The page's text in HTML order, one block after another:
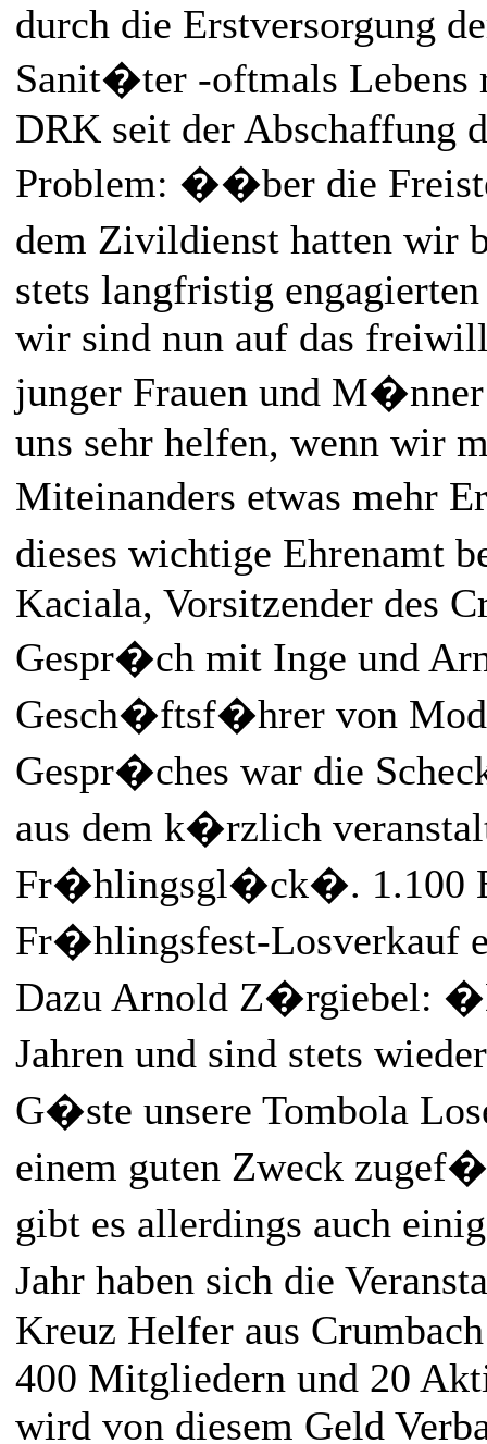
durch die Erstversorgung
Sanit�ter -oftmals Lebens
DRK seit der Abschaffung
Problem: ��ber die
dem Zivildienst hatten wir
stets langfristig
wir sind nun auf das
junger Frauen und
uns sehr helfen, wenn wir
Miteinanders etwas mehr
dieses wichtige Ehrenamt
Kaciala, Vorsitzender des
Gespr�ch mit Inge und
Gesch�ftsf�hrer von
Gespr�ches war die
aus dem k�rzlich
Fr�hlingsgl�ck�. 1.100
Fr�hlingsfest-Losverkauf
Dazu Arnold Z�rgiebel:
Jahren und sind stets
G�ste unsere Tombola
einem guten Zweck
gibt es allerdings auch
Jahr haben sich die
Kreuz Helfer aus
400 Mitgliedern und 20
wird von diesem Geld